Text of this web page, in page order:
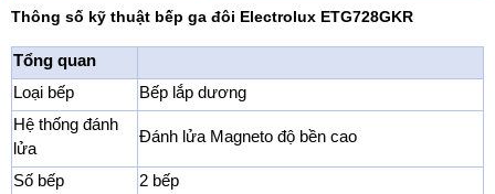
Thông số kỹ thuật bếp ga đôi Electrolux ETG728GKR
Tổng quan
Loại bếp
Bếp lắp dương
Hệ thống đánh
lửa
Đánh lửa Magneto độ bền cao
Số bếp
2 bếp